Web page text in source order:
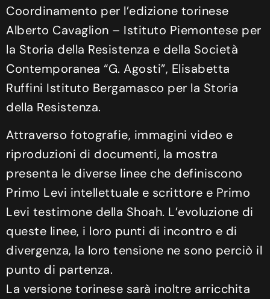
Coordinamento per l’edizione torinese
Alberto Cavaglion – Istituto Piemontese per
la Storia della Resistenza e della Società
Contemporanea “G. Agosti”, Elisabetta
Ruffini Istituto Bergamasco per la Storia
della Resistenza.
Attraverso fotografie, immagini video e
riproduzioni di documenti, la mostra
presenta le diverse linee che definiscono
Primo Levi intellettuale e scrittore e Primo
Levi testimone della Shoah. L’evoluzione di
queste linee, i loro punti di incontro e di
divergenza, la loro tensione ne sono perciò il
punto di partenza.
La versione torinese sarà inoltre arricchita